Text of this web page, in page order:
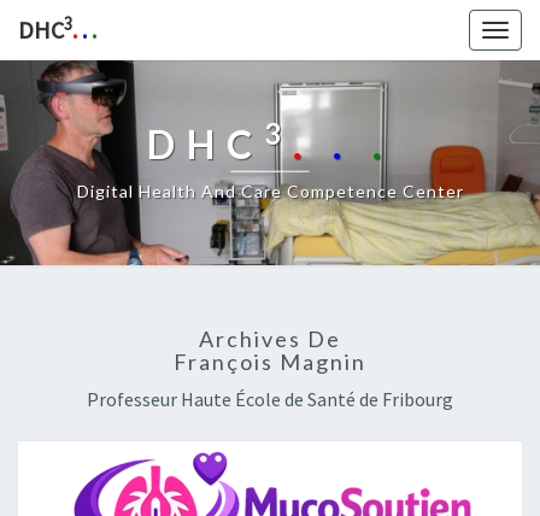
DHC3. . .
DHC 3 . . .
Digital Health And Care Competence Center
Archives De
François Magnin
Professeur Haute École de Santé de Fribourg